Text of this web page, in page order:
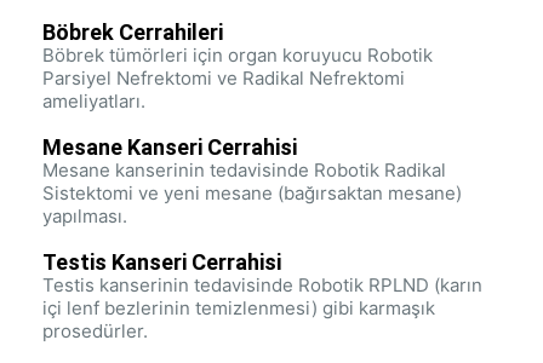
Böbrek Cerrahileri
Böbrek tümörleri için organ koruyucu Robotik
Parsiyel Nefrektomi ve Radikal Nefrektomi
ameliyatları.
Mesane Kanseri Cerrahisi
Mesane kanserinin tedavisinde Robotik Radikal
Sistektomi ve yeni mesane (bağırsaktan mesane)
yapılması.
Testis Kanseri Cerrahisi
Testis kanserinin tedavisinde Robotik RPLND (karın
içi lenf bezlerinin temizlenmesi) gibi karmaşık
prosedürler.